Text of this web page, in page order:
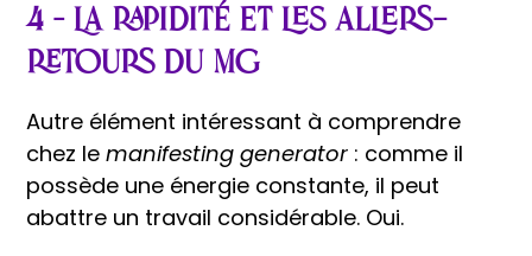
4 – La rapidité et les allers-
retours du MG
Autre élément intéressant à comprendre
chez lemanifesting generator : comme il
possède une énergie constante, il peut
abattre un travail considérable. Oui.